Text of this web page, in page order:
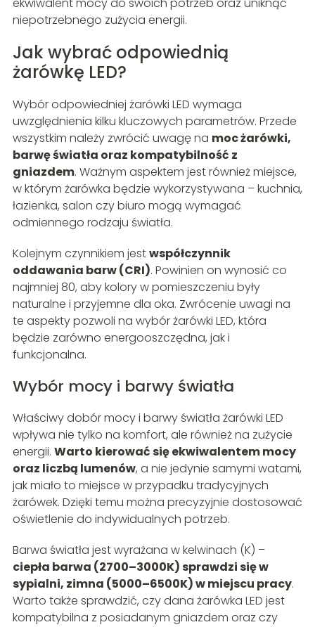
ekwiwalent mocy do swoich potrzeb oraz uniknąć
niepotrzebnego zużycia energii.
Jak wybrać odpowiednią
żarówkę LED?
Wybór odpowiedniej żarówki LED wymaga
uwzględnienia kilku kluczowych parametrów. Przede
wszystkim należy zwrócić uwagę na moc żarówki,
barwę światła oraz kompatybilność z
gniazdem. Ważnym aspektem jest również miejsce,
w którym żarówka będzie wykorzystywana – kuchnia,
łazienka, salon czy biuro mogą wymagać
odmiennego rodzaju światła.
Kolejnym czynnikiem jestwspółczynnik
oddawania barw (CRI). Powinien on wynosić co
najmniej 80, aby kolory w pomieszczeniu były
naturalne i przyjemne dla oka. Zwrócenie uwagi na
te aspekty pozwoli na wybór żarówki LED, która
będzie zarówno energooszczędna, jak i
funkcjonalna.
Wybór mocy i barwy światła
Właściwy dobór mocy i barwy światła żarówki LED
wpływa nie tylko na komfort, ale również na zużycie
energii. Warto kierować się ekwiwalentem mocy
oraz liczbą lumenów, a nie jedynie samymi watami,
jak miało to miejsce w przypadku tradycyjnych
żarówek. Dzięki temu można precyzyjnie dostosować
oświetlenie do indywidualnych potrzeb.
Barwa światła jest wyrażana w kelwinach (K) –
ciepła barwa (2700–3000K) sprawdzi się w
sypialni, zimna (5000–6500K) w miejscu pracy.
Warto także sprawdzić, czy dana żarówka LED jest
kompatybilna z posiadanym gniazdem oraz czy